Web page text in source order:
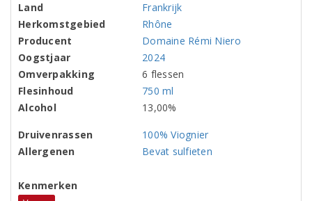
Land
Frankrijk
Herkomstgebied
Rhône
Producent
Domaine Rémi Niero
Oogstjaar
2024
Omverpakking
6 flessen
Flesinhoud
750 ml
Alcohol
13,00%
Druivenrassen
100% Viognier
Allergenen
Bevat sulfieten
Kenmerken